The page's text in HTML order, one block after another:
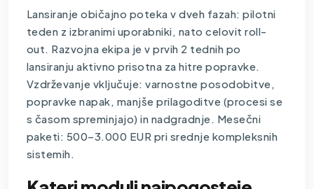
Lansiranje običajno poteka v dveh fazah: pilotni
teden z izbranimi uporabniki, nato celovit roll-
out. Razvojna ekipa je v prvih 2 tednih po
lansiranju aktivno prisotna za hitre popravke.
Vzdrževanje vključuje: varnostne posodobitve,
popravke napak, manjše prilagoditve (procesi se
s časom spreminjajo) in nadgradnje. Mesečni
paketi: 500–3.000 EUR pri srednje kompleksnih
sistemih.